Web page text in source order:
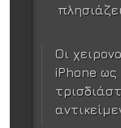
Οι
iPhone ως